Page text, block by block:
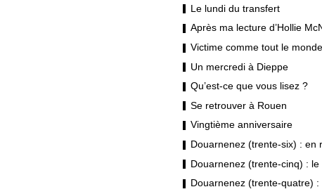
Le lundi du transfert
Après ma lecture d’Hollie
Victime comme tout le
Un mercredi à Dieppe
Qu’est-ce que vous lisez ?
Se retrouver à Rouen
Vingtième anniversaire
Douarnenez (trente-six) : en
Douarnenez (trente-cinq) :
Douarnenez (trente-quatre)